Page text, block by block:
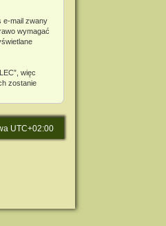
e-mail zwany
wymagać
więc
zostanie
UTC+02:00